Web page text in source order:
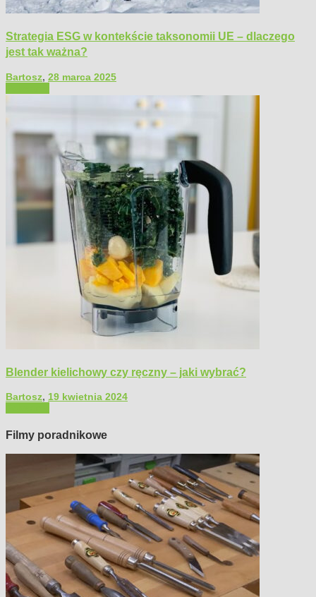
Strategia ESG w kontekście taksonomii UE – dlaczego
jest tak ważna?
Bartosz, 28 marca 2025
Blender kielichowy czy ręczny – jaki wybrać?
Bartosz, 19 kwietnia 2024
Filmy poradnikowe